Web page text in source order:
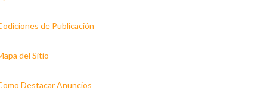
de Publicación
del Sitio
Destacar Anuncios